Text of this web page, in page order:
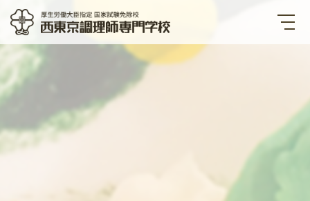
働大臣指定国家試験免除校